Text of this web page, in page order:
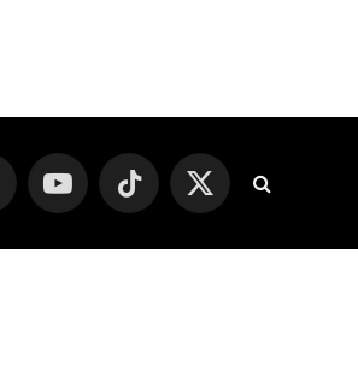
YouTube TikTok
X
(Twitter)